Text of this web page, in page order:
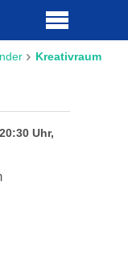
Kreativraum
Uhr,